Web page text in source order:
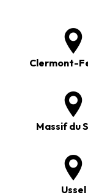
Clermont-
Massif du
Ussel